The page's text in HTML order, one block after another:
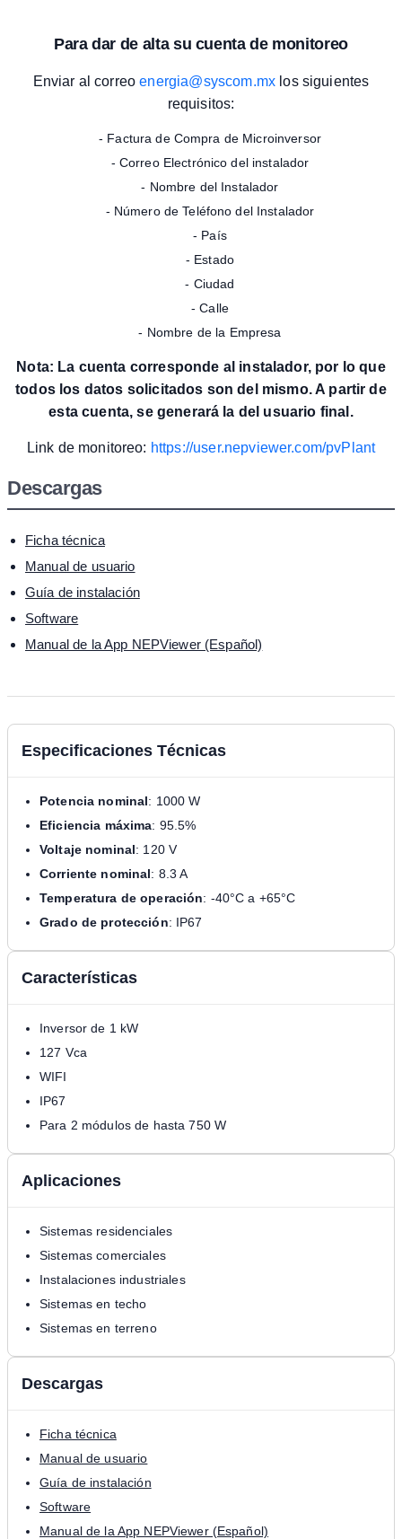
Para dar de alta su cuenta de monitoreo
Enviar al correoenergia@syscom.mx los siguientes
requisitos:
- Factura de Compra de Microinversor
- Correo Electrónico del instalador
- Nombre del Instalador
- Número de Teléfono del Instalador
- País
- Estado
- Ciudad
- Calle
- Nombre de la Empresa
Nota: La cuenta corresponde al instalador, por lo que
todos los datos solicitados son del mismo. A partir de
esta cuenta, se generará la del usuario final.
Link de monitoreo: https://user.nepviewer.com/pvPlant
Descargas
Ficha técnica
Manual de usuario
Guía de instalación
Software
Manual de la App NEPViewer (Español)
Especificaciones Técnicas
Potencia nominal: 1000 W
Eficiencia máxima: 95.5%
Voltaje nominal: 120 V
Corriente nominal: 8.3 A
Temperatura de operación: -40°C a +65°C
Grado de protección: IP67
Características
Inversor de 1 kW
127 Vca
WIFI
IP67
Para 2 módulos de hasta 750 W
Aplicaciones
Sistemas residenciales
Sistemas comerciales
Instalaciones industriales
Sistemas en techo
Sistemas en terreno
Descargas
Ficha técnica
Manual de usuario
Guía de instalación
Software
Manual de la App NEPViewer (Español)